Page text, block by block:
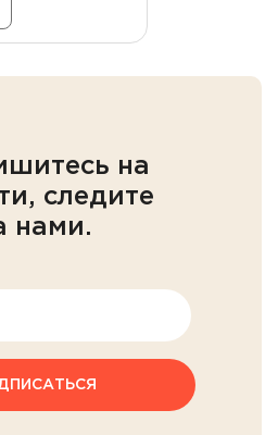
на
следите
нами.